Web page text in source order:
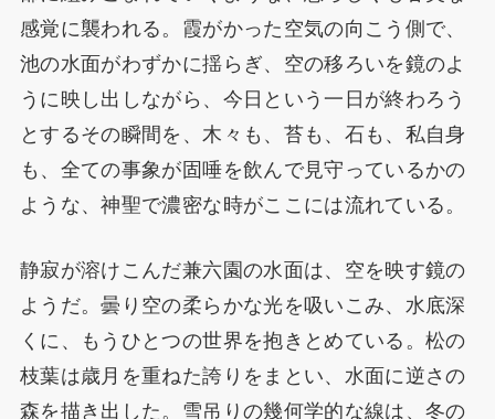
感覚に襲われる。霞がかった空気の向こう側で、
池の水面がわずかに揺らぎ、空の移ろいを鏡のよ
うに映し出しながら、今日という一日が終わろう
とするその瞬間を、木々も、苔も、石も、私自身
も、全ての事象が固唾を飲んで見守っているかの
ような、神聖で濃密な時がここには流れている。
静寂が溶けこんだ兼六園の水面は、空を映す鏡の
ようだ。曇り空の柔らかな光を吸いこみ、水底深
くに、もうひとつの世界を抱きとめている。松の
枝葉は歳月を重ねた誇りをまとい、水面に逆さの
森を描き出した。雪吊りの幾何学的な線は、冬の